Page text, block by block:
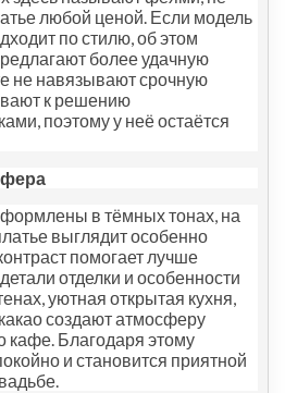
любой ценой. Если модель
по стилю, об этом
более удачную
не навязывают срочную
к решению
поэтому у неё остаётся
в тёмных тонах, на
выглядит особенно
помогает лучше
отделки и особенности
уютная открытая кухня,
создают атмосферу
кафе. Благодаря этому
и становится приятной